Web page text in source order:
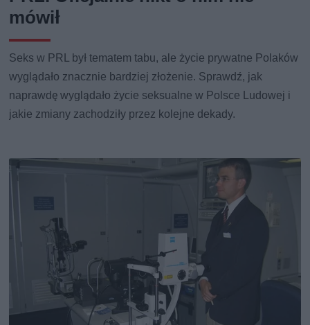
mówił
Seks w PRL był tematem tabu, ale życie prywatne Polaków
wyglądało znacznie bardziej złożenie. Sprawdź, jak
naprawdę wyglądało życie seksualne w Polsce Ludowej i
jakie zmiany zachodziły przez kolejne dekady.